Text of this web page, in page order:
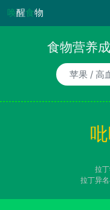
唤醒食物
食物营养
食物/AI食疗诉求
拉丁
拉丁异名